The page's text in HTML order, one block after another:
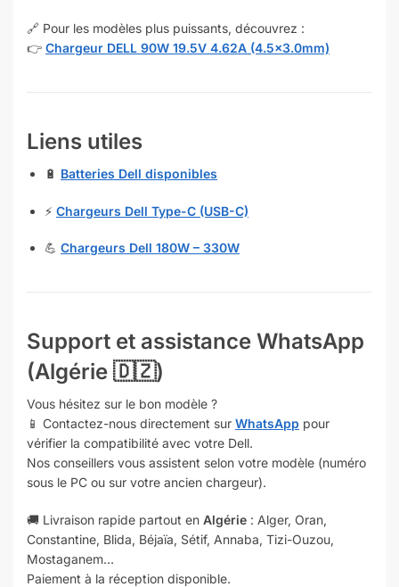
🔗 Pour les modèles plus puissants, découvrez :
👉 Chargeur DELL 90W 19.5V 4.62A (4.5×3.0mm)
Liens utiles
🔋 Batteries Dell disponibles
⚡ Chargeurs Dell Type-C (USB-C)
💪 Chargeurs Dell 180W – 330W
Support et assistance WhatsApp
(Algérie 🇩🇿)
Vous hésitez sur le bon modèle ?
📱 Contactez-nous directement sur WhatsApp pour
vérifier la compatibilité avec votre Dell.
Nos conseillers vous assistent selon votre modèle (numéro
sous le PC ou sur votre ancien chargeur).
🚚 Livraison rapide partout en Algérie : Alger, Oran,
Constantine, Blida, Béjaïa, Sétif, Annaba, Tizi-Ouzou,
Mostaganem…
Paiement à la réception disponible.